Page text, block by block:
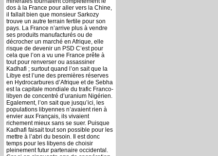
dos à la France pour aller vers la Chine,
il fallait bien que monsieur Sarkozy
trouve un autre terrain fertile pour son
pays. La France n’arrive plus à vendre
ses produits manufacturés ou de
décrocher un marché en Afrique, elle
risque de devenir un PSD C’est pour
cela que l’on a vu une France prête à
tout pour renverser ou assassiner
Kadhafi ; surtout quand l’on sait que la
Libye est l’une des premières réserves
en Hydrocarbures d’Afrique et de Sebha
est la capitale mondiale du trafic Franco-
libyen de concentré d’uranium Nigérien.
Egalement, l’on sait que jusqu’ici, les
populations libyennes n’avaient rien à
envier aux Français, ils vivaient
richement mieux sans se suer. Puisque
Kadhafi faisait tout son possible pour les
mettre à l’abri du besoin. Il est donc
temps pour les libyens de choisir
pleinement futur partenaire occidental.